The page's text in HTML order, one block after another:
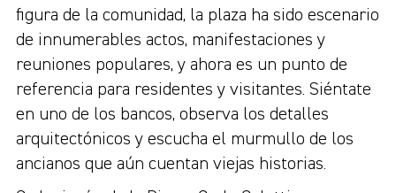
figura de la comunidad, la plaza ha sido escenario
de innumerables actos, manifestaciones y
reuniones populares, y ahora es un punto de
referencia para residentes y visitantes. Siéntate
en uno de los bancos, observa los detalles
arquitectónicos y escucha el murmullo de los
ancianos que aún cuentan viejas historias.